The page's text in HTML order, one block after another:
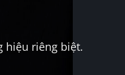
hiệu riêng biệt.